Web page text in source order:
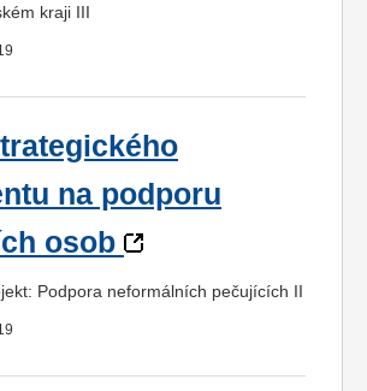
kraji III
na podporu
osob
Podpora neformálních pečujících II